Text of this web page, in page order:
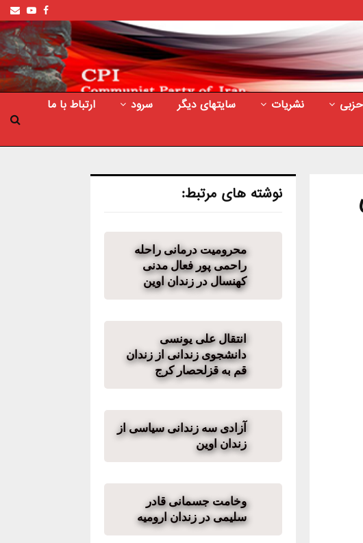
Facebook
نشریات سایتهای دیگر سرود
ارتباط با ما
نوشته های مرتبط:
محرومیت درمانی راحله
راحمی پور فعال مدنی
کهنسال در زندان اوین
انتقال علی یونسی
دانشجوی زندانی از زندان
قم به قزلحصار کرج
آزادی سه زندانی سیاسی از
زندان اوین
وخامت جسمانی قادر
سلیمی در زندان ارومیه